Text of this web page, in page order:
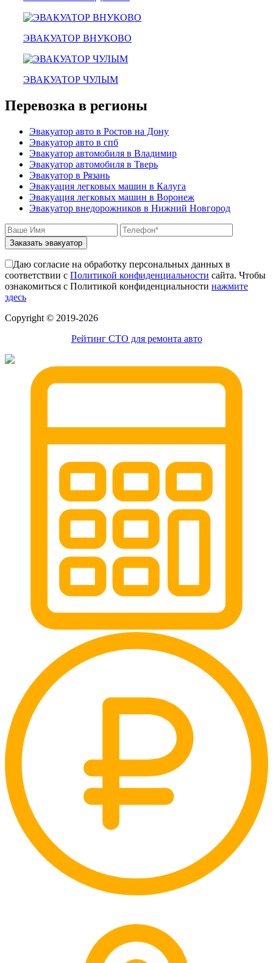
зарайск
лесной городок
рублевское шоссе
красноармейск
эвакуатор прицепов
ЭВАКУАТОР ВНУКОВО
ЭВАКУАТОР ЧУЛЫМ
Перевозка в регионы
Эвакуатор авто в Ростов на Дону
Эвакуатор авто в спб
Эвакуатор автомобиля в Владимир
Эвакуатор автомобиля в Тверь
Эвакуатор в Рязань
Эвакуация легковых машин в Калуга
Эвакуация легковых машин в Воронеж
Эвакуатор внедорожников в Нижний Новгород
Заказать эвакуатор
Даю согласие на обработку персональных данных в
соответствии с Политикой конфиденциальности сайта. Чтобы
ознакомиться с Политикой конфиденциальности нажмите
здесь
Сopyright © 2019-2026
Рейтинг СТО для ремонта авто